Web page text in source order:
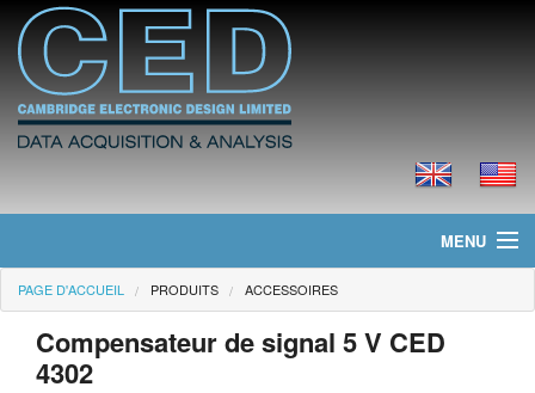
MENU
Page d'accueil
Actualités
PAGE D'ACCUEIL PRODUITS ACCESSOIRES
Compensateur de signal 5 V CED
4302